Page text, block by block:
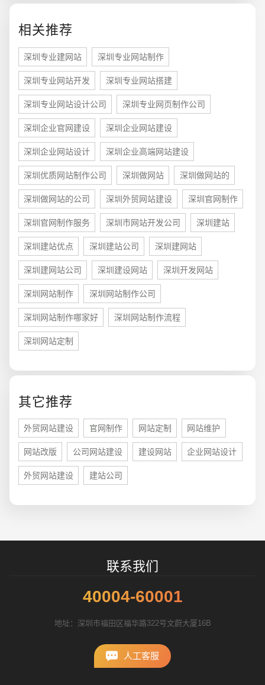
相关推荐
深圳专业建网站 深圳专业网站制作
深圳专业网站开发 深圳专业网站搭建
深圳专业网站设计公司 深圳专业网页制作公司
深圳企业官网建设 深圳企业网站建设
深圳企业网站设计 深圳企业高端网站建设
深圳优质网站制作公司 深圳做网站 深圳做网站的
深圳做网站的公司 深圳外贸网站建设 深圳官网制作
深圳官网制作服务 深圳市网站开发公司 深圳建站
深圳建站优点 深圳建站公司 深圳建网站
深圳建网站公司 深圳建设网站 深圳开发网站
深圳网站制作 深圳网站制作公司
深圳网站制作哪家好 深圳网站制作流程
深圳网站定制
其它推荐
外贸网站建设 官网制作 网站定制 网站维护
网站改版 公司网站建设 建设网站 企业网站设计
外贸网站建设 建站公司
联系我们
40004-60001
地址：深圳市福田区福华路322号文蔚大厦16B
人工客服
您的预算
招标项目